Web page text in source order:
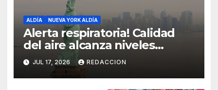
ALDÍA NUEVA YORK ALDÍA
Alerta respiratoria! Calidad
del aire alcanza niveles
peligrosos en NYC
JUL 17, 2026 REDACCION